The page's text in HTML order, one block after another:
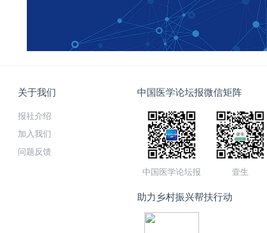
关于我们
报社介绍
加入我们
问题反馈
中国医学论坛报微信矩阵
中国医学论坛报 壹生
助力乡村振兴帮扶行动